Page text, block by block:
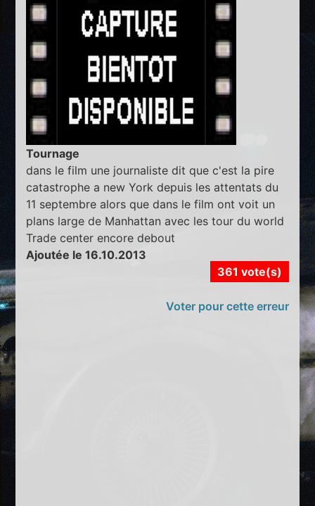
Tournage
dans le film une journaliste dit que c'est la pire
catastrophe a new York depuis les attentats du
11 septembre alors que dans le film ont voit un
plans large de Manhattan avec les tour du world
Trade center encore debout
Ajoutée le 16.10.2013
361 vote(s)
Voter pour cette erreur